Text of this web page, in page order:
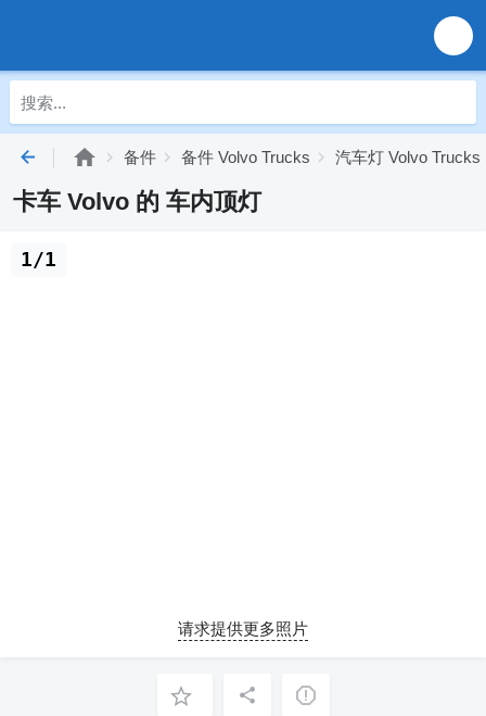
备件 备件 Volvo Trucks 汽车灯 Volvo Trucks
卡车 Volvo 的 车内顶灯
1/1
请求提供更多照片